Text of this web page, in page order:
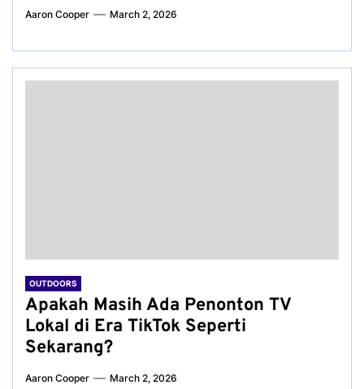
Aaron Cooper March 2, 2026
OUTDOORS
Apakah Masih Ada Penonton TV
Lokal di Era TikTok Seperti
Sekarang?
Aaron Cooper March 2, 2026